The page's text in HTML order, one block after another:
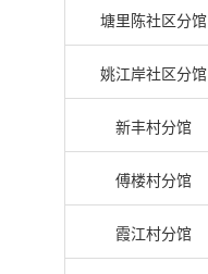
塘里陈社区分馆
姚江岸社区分馆
新丰村分馆
傅楼村分馆
霞江村分馆